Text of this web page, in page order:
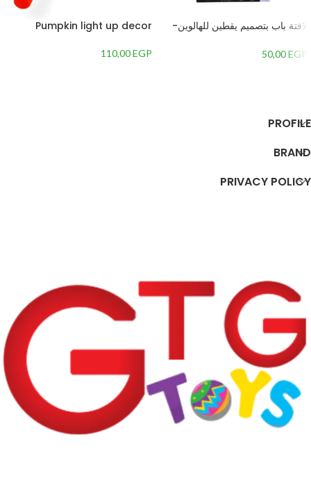
لافتة باب بتصميم يقطين للهالوين-
50,00EGP
Pumpkin light up decor
110,00EGP
PROFILE
BRAND
PRIVACY POLICY